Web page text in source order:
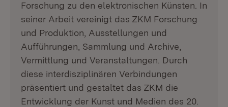
Forschung zu den elektronischen Künsten. In
seiner Arbeit vereinigt das ZKM Forschung
und Produktion, Ausstellungen und
Aufführungen, Sammlung und Archive,
Vermittlung und Veranstaltungen. Durch
diese interdisziplinären Verbindungen
präsentiert und gestaltet das ZKM die
Entwicklung der Kunst und Medien des 20.